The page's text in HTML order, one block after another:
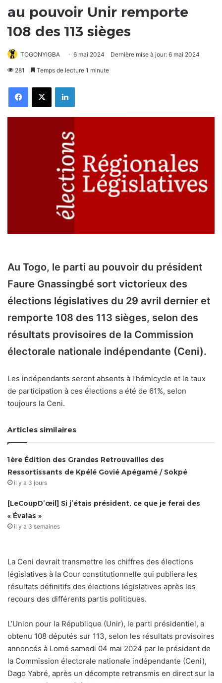
au pouvoir Unir remporte
108 des 113 sièges
TOGONYIGBA 6 mai 2024 Dernière mise à jour: 6 mai 2024
281 Temps de lecture 1 minute
FacebookX Linkedin
Au Togo, le parti au pouvoir du président
Faure Gnassingbé sort victorieux des
élections législatives du 29 avril dernier et
remporte 108 des 113 sièges, selon des
résultats provisoires de la Commission
électorale nationale indépendante (Ceni).
Les indépendants seront absents à l’hémicycle et le taux
de participation à ces élections a été de 61%, selon
toujours la Ceni.
Articles similaires
1ère Édition des Grandes Retrouvailles des
Ressortissants de Kpélé Govié Apégamé / Sokpé
il y a 3 jours
[LeCoupD’œil] Si j’étais président, ce que je ferai des
« Évalas »
il y a 3 semaines
La Ceni devrait transmettre les chiffres des élections
législatives à la Cour constitutionnelle qui publiera les
résultats définitifs des élections législatives après les
recours des différents partis politiques.
L’Union pour la République (Unir), le parti présidentiel, a
obtenu 108 députés sur 113, selon les résultats provisoires
annoncés à Lomé samedi 04 mai 2024 par le président de
la Commission électorale nationale indépendante (Ceni),
Dago Yabré, après un décompte retransmis en direct sur la